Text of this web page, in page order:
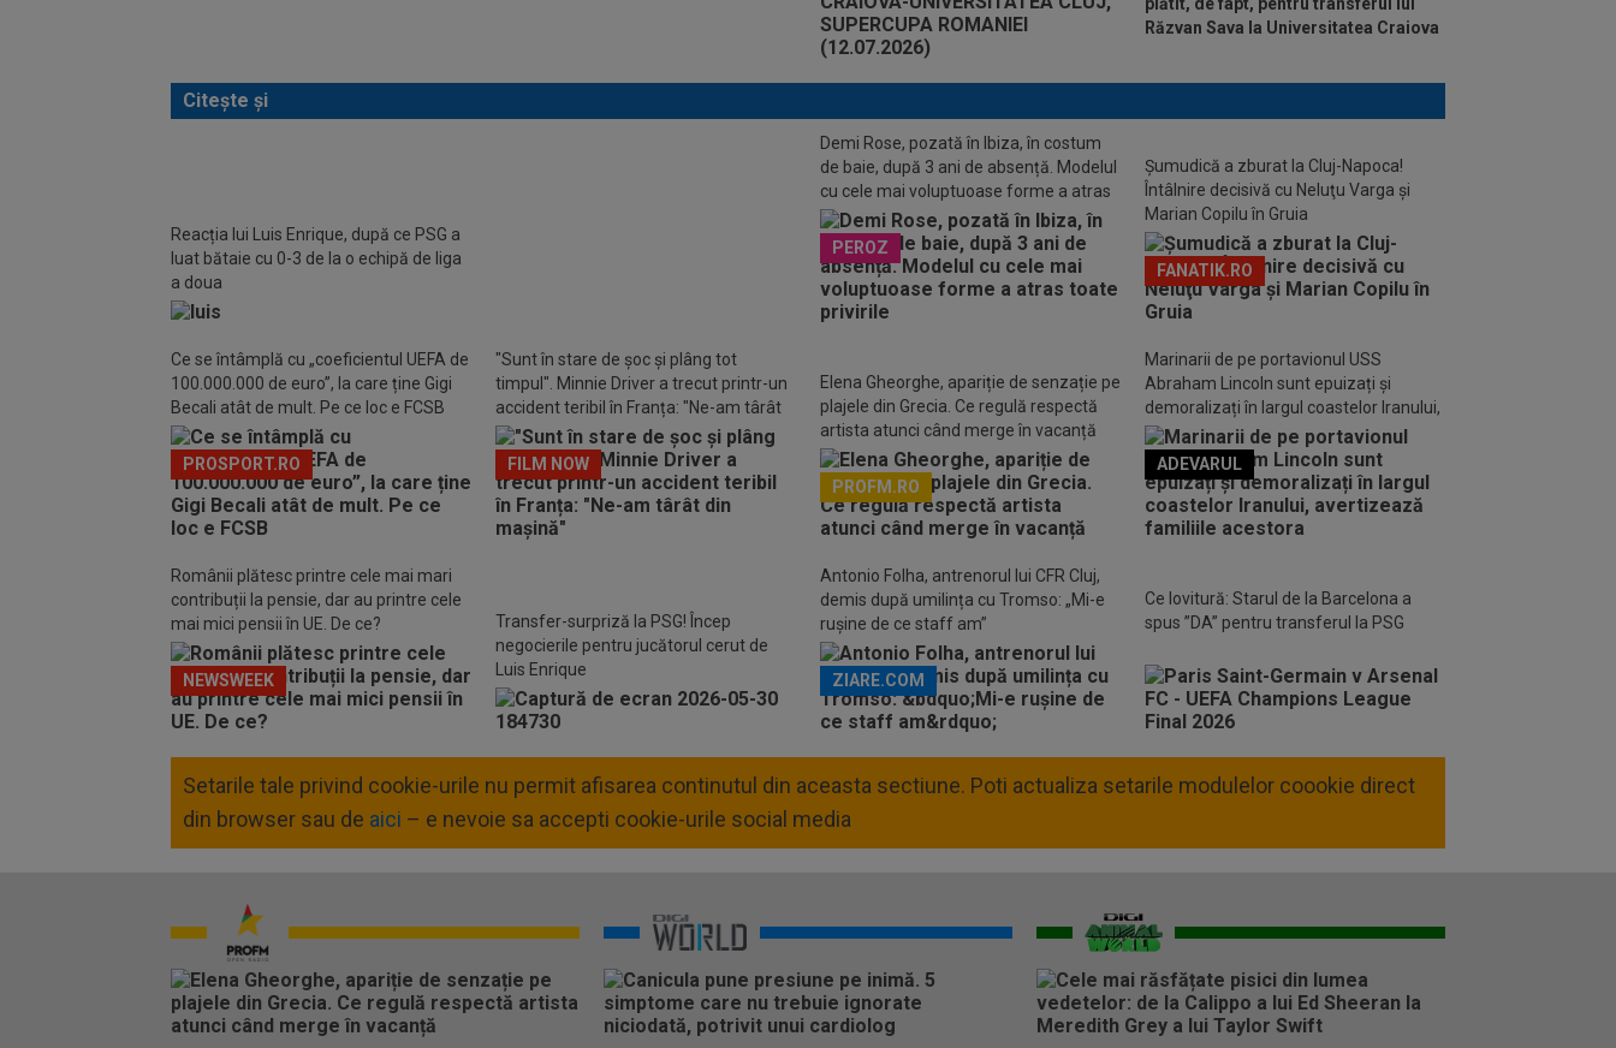
Răzvan Sava la Universitatea Craiova
Citește și
Reacția lui Luis Enrique, după ce PSG a
luat bătaie cu 0-3 de la o echipă de liga
a doua
Demi Rose, pozată în Ibiza, în costum
de baie, după 3 ani de absență. Modelul
cu cele mai voluptuoase forme a atras
toate privirile
PEROZ
Șumudică a zburat la Cluj-Napoca!
Întâlnire decisivă cu Neluţu Varga şi
Marian Copilu în Gruia
FANATIK.RO
Ce se întâmplă cu „coeficientul UEFA de
100.000.000 de euro”, la care ține Gigi
Becali atât de mult. Pe ce loc e FCSB
PROSPORT.RO
"Sunt în stare de șoc și plâng tot
timpul". Minnie Driver a trecut printr-un
accident teribil în Franța: "Ne-am târât
din mașină"
FILM NOW
Elena Gheorghe, apariție de senzație pe
plajele din Grecia. Ce regulă respectă
artista atunci când merge în vacanță
PROFM.RO
Marinarii de pe portavionul USS
Abraham Lincoln sunt epuizați și
demoralizați în largul coastelor Iranului,
avertizează familiile acestora
ADEVARUL
Românii plătesc printre cele mai mari
contribuții la pensie, dar au printre cele
mai mici pensii în UE. De ce?
NEWSWEEK
Transfer-surpriză la PSG! Încep
negocierile pentru jucătorul cerut de
Luis Enrique
Antonio Folha, antrenorul lui CFR Cluj,
demis după umilința cu Tromso: „Mi-e
rușine de ce staff am”
ZIARE.COM
Ce lovitură: Starul de la Barcelona a
spus ”DA” pentru transferul la PSG
Setarile tale privind cookie-urile nu permit afisarea continutul din aceasta sectiune. Poti actualiza setarile modulelor coookie direct
din browser sau de aici – e nevoie sa accepti cookie-urile social media